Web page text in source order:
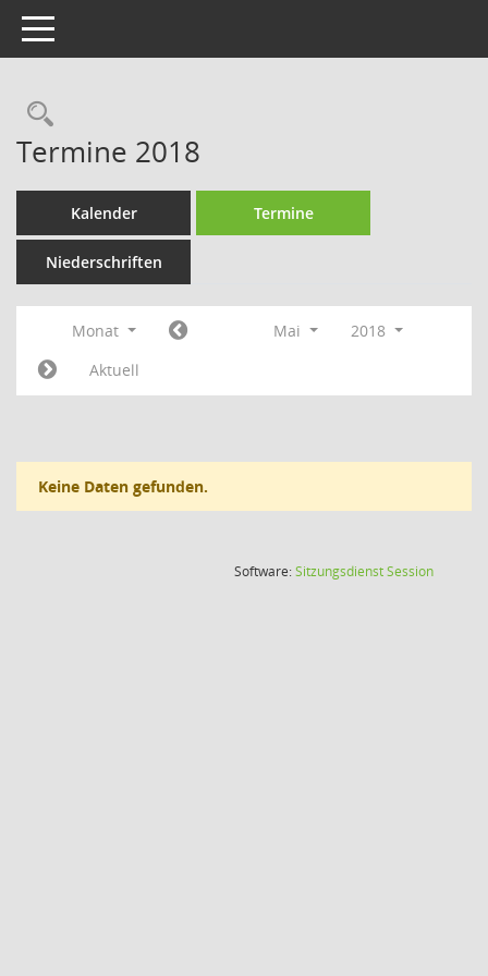
Toggle navigation
Rechercheauswahl
Termine 2018
Kalender Termine
Niederschriften
Monat Mai
2018
Aktuell
Keine Daten gefunden.
Software:SitzungsdienstSession(Wird in